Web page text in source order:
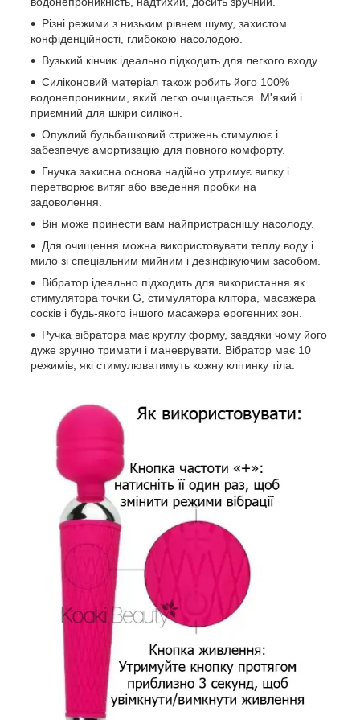
Різні режими з низьким рівнем шуму, захистом
конфіденційності, глибокою насолодою.
Вузький кінчик ідеально підходить для легкого входу.
Силіконовий матеріал також робить його 100%
водонепроникним, який легко очищається. М'який і
приємний для шкіри силікон.
Опуклий бульбашковий стрижень стимулює і
забезпечує амортизацію для повного комфорту.
Гнучка захисна основа надійно утримує вилку і
перетворює витяг або введення пробки на
задоволення.
Він може принести вам найпристраснішу насолоду.
Для очищення можна використовувати теплу воду і
мило зі спеціальним мийним і дезінфікуючим засобом.
Вібратор ідеально підходить для використання як
стимулятора точки G, стимулятора клітора, масажера
сосків і будь-якого іншого масажера ерогенних зон.
Ручка вібратора має круглу форму, завдяки чому його
дуже зручно тримати і маневрувати. Вібратор має 10
режимів, які стимулюватимуть кожну клітинку тіла.